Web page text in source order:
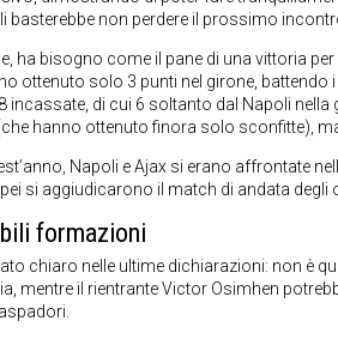
basterebbe non perdere il prossimo
ha bisogno come il pane di una vittoria
ottenuto solo 3 punti nel girone, battendo
incassate, di cui 6 soltanto dal Napoli
hanno ottenuto finora solo sconfitte),
Napoli e Ajax si erano affrontate
si aggiudicarono il match di andata degli
formazioni
chiaro nelle ultime dichiarazioni: non è
mentre il rientrante Victor Osimhen